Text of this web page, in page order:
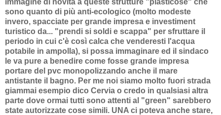
sono quanto di più anti-ecologico (molto modeste
invero, spacciate per grande impresa e investiment
turistico da... "prendi si soldi e scappa" per sfruttare il
periodo in cui c'è così calca che venderesti l'acqua
potabile in ampolla), si possa immaginare ed il sindaco
le va pure a benedire come fosse grande impresa
portare del pvc monopolizzando anche il mare
antistante il bagno. Per me noi siamo molto fuori strada
giammai esempio dico Cervia o credo in qualsiasi altra
parte dove ormai tutti sono attenti al "green" sarebbero
state autorizzate cose simili. UNA ci poteva anche stare,